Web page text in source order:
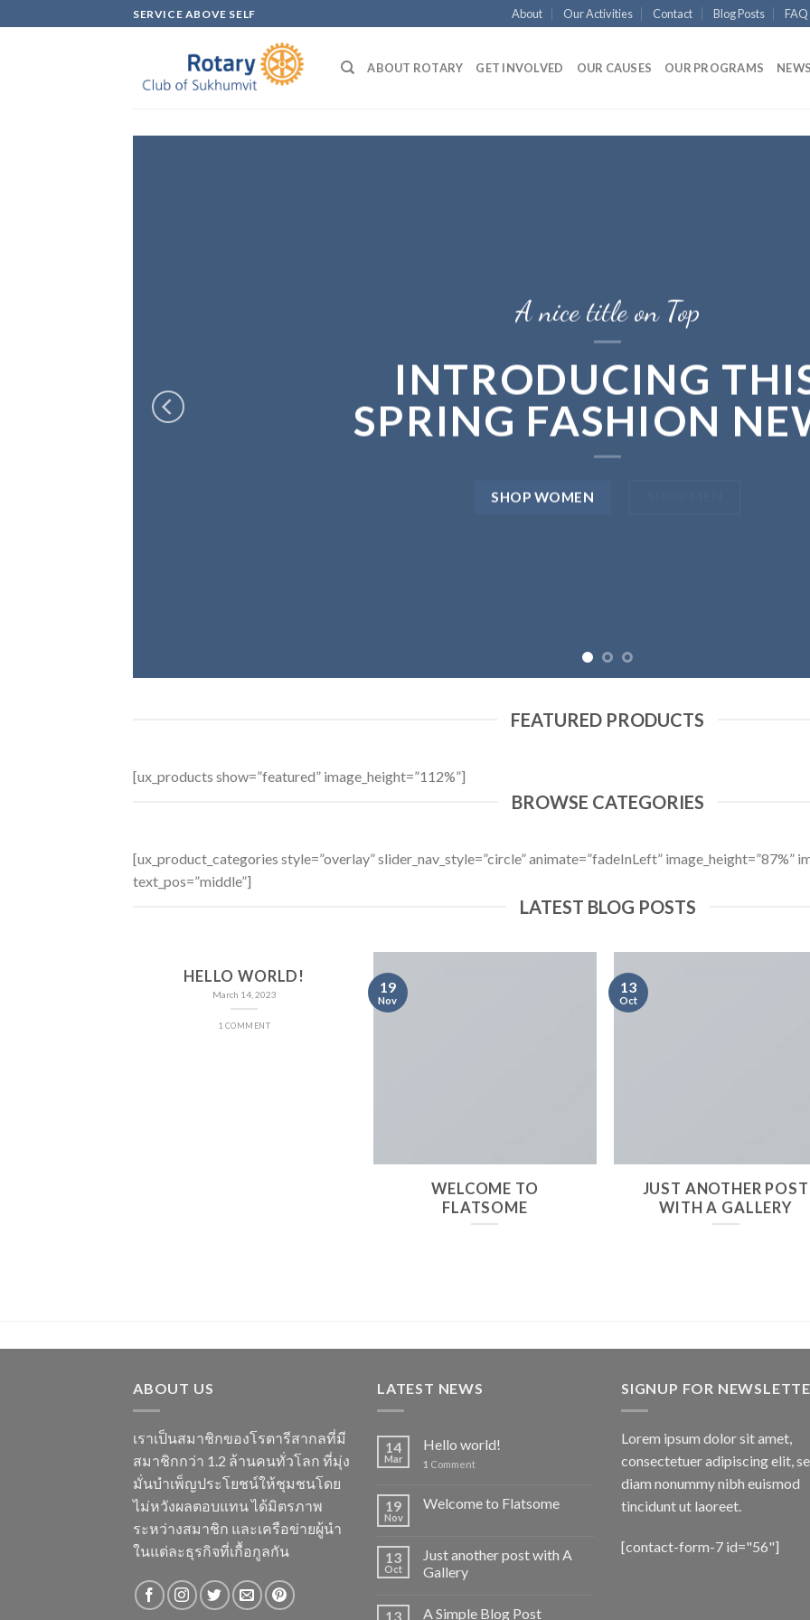
to
SERVICE ABOVE SELF About Our Activities Contact Blog Posts FAQ
ABOUT ROTARY GET INVOLVED OUR CAUSES OUR PROGRAMS
A nice title on Top
INTRODUCING
SPRING FASHION
SHOP WOMEN
FEATURED PRODUCTS
[ux_products show=”featured” image_height=”112%”]
BROWSE CATEGORIES
[ux_product_categories style=”overlay” slider_nav_style=”circle” animate=”fadeInLeft” image_height=”87%”
text_pos=”middle”]
LATEST BLOG POSTS
HELLO WORLD!
March 14, 2023
1 COMMENT
WELCOME TO
FLATSOME
19
Nov
JUST ANOTHER POST
WITH A GALLERY
13
Oct
ABOUT US
เราเป็นสมาชิกของโรตารีสากลที่มี
สมาชิกกว่า 1.2 ล้านคนทั่วโลก ที่มุ่ง
มั่นบำเพ็ญประโยชน์ให้ชุมชนโดย
ไม่หวังผลตอบแทน ได้มิตรภาพ
ระหว่างสมาชิก และเครือข่ายผู้นำ
ในแต่ละธุรกิจที่เกื้อกูลกัน
LATEST NEWS
14
Mar
Hello world!
1 Comment
19
Nov
Welcome to Flatsome
13
Oct
Just another post with A
Gallery
13 A Simple Blog Post
SIGNUP FOR
Lorem ipsum dolor sit amet,
consectetuer adipiscing elit,
diam nonummy nibh euismod
tincidunt ut laoreet.
[contact-form-7 id="56"]